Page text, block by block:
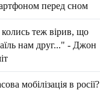
перед сном
теж вірив, що
нам друг..." - Джон
мобілізація в росії?